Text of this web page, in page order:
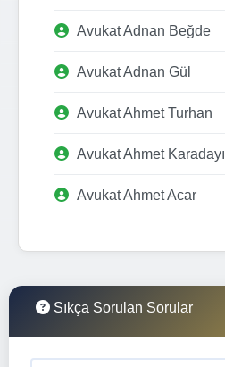
Avukat Adnan Beğde
Avukat Adnan Gül
Avukat Ahmet Turhan
Avukat Ahmet Karadayı
Avukat Ahmet Acar
Sıkça Sorulan Sorular